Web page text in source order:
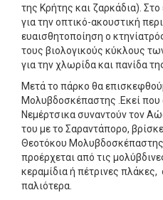
της Κρήτης και ζαρκάδια).
για την οπτικό-ακουστική
ευαισθητοποίηση ο
τους βιολογικούς κύκλους
για την χλωρίδα και πανίδα
Μετά το πάρκο θα
Μολυβδοσκέπαστης .Εκεί που
Νεμέρτσικα συναντούν τον
του με το Σαραντάπορο,
Θεοτόκου
προέρχεται από τις
κεραμίδια ή πέτρινες
παλιότερα.